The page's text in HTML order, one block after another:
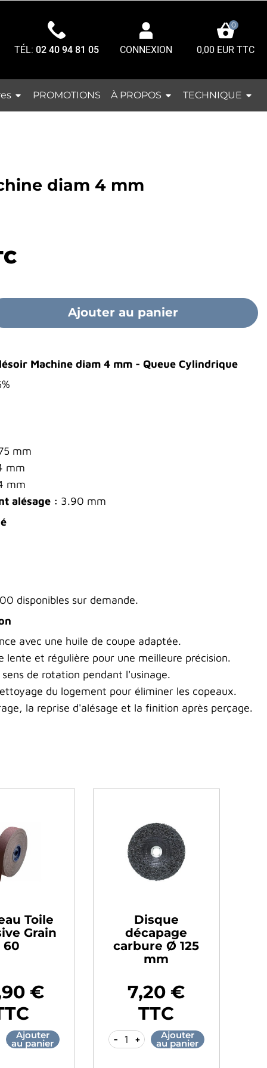
TÉL:02 40 94 81 05 CONNEXION
0
0,00 EUR TTC
PROMOTIONS À PROPOS TECHNIQUE
diam 4 mm
Ajouter au panier
Machine diam 4 mm - Queue Cylindrique
mm
mm
mm
alésage : 3.90 mm
disponibles sur demande.
avec une huile de coupe adaptée.
lente et régulière pour une meilleure précision.
de rotation pendant l'usinage.
du logement pour éliminer les copeaux.
la reprise d'alésage et la finition après perçage.
Toile
Grain
60
€
Ajouter
au panier
Disque
décapage
carbure Ø 125
mm
7,20 €
TTC
- + Ajouter
au panier